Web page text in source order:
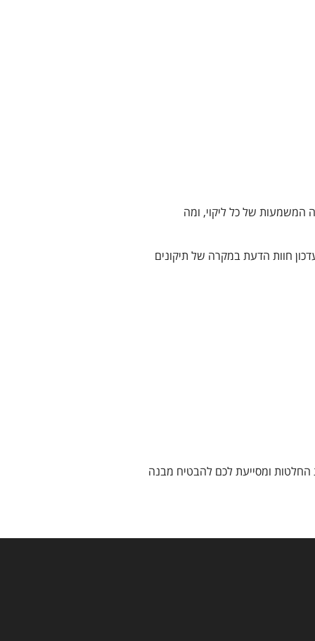
המשמעות של כל ליקוי, ומה
חוות הדעת במקרה של תיקונים
החלטות ומסייעת לכם להבטיח מבנה